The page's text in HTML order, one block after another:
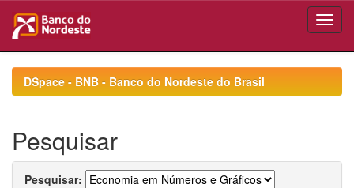
navigationDSpace - BNB - Banco do Nordeste do Brasil
Pesquisar
Pesquisar: